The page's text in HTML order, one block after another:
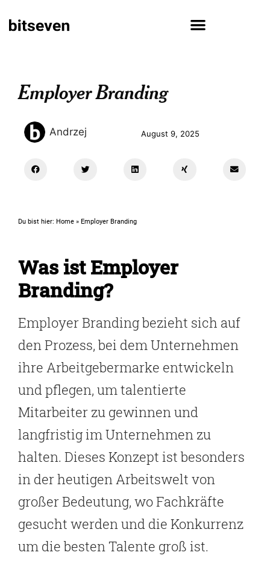
Employer Branding
Andrzej August 9, 2025
Du bist hier: Home » Employer Branding
Was ist Employer
Branding?
Employer Branding bezieht sich auf
den Prozess, bei dem Unternehmen
ihre Arbeitgebermarke entwickeln
und pflegen, um talentierte
Mitarbeiter zu gewinnen und
langfristig im Unternehmen zu
halten. Dieses Konzept ist besonders
in der heutigen Arbeitswelt von
großer Bedeutung, wo Fachkräfte
gesucht werden und die Konkurrenz
um die besten Talente groß ist.